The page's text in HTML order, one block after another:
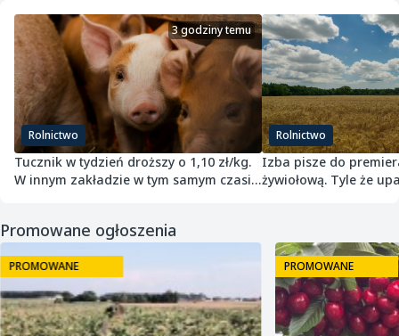
Rolnictwo
3 godziny temu
Tucznik w tydzień droższy o 1,10 zł/kg.
W innym zakładzie w tym samym czasie
Rolnictwo
Izba pisze do
żywiołową. Tyle że
Promowane ogłoszenia
PROMOWANE PROMOWANE